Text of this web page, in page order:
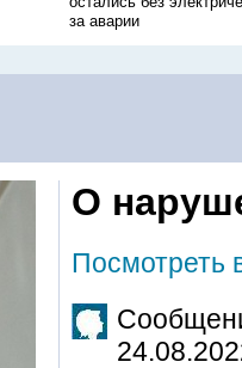
за аварии
О
Посмотреть